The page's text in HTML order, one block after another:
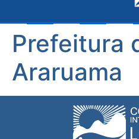
Prefeitura
Araruama